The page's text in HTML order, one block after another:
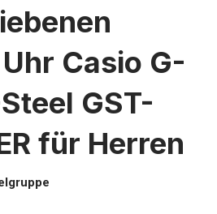
Casio G-
GST-
für Herren